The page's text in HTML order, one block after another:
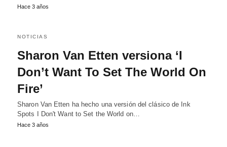
Hace 3 años
NOTICIAS
Sharon Van Etten versiona ‘I
Don’t Want To Set The World On
Fire’
Sharon Van Etten ha hecho una versión del clásico de Ink
Spots I Don't Want to Set the World on…
Hace 3 años